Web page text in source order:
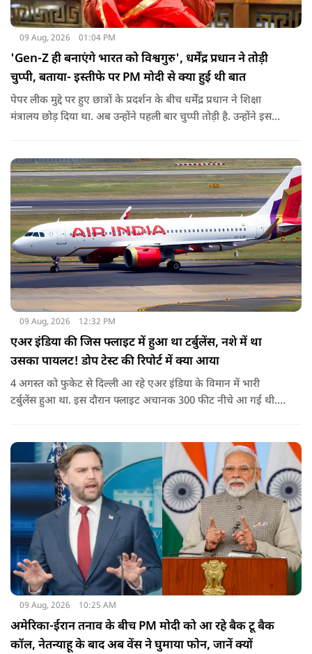
09 Aug, 2026 01:04 PM
'Gen-Z ही बनाएंगे भारत को विश्वगुरु', धर्मेंद्र प्रधान ने तोड़ी
चुप्पी, बताया- इस्तीफे पर PM मोदी से क्या हुई थी बात
पेपर लीक मुद्दे पर हुए छात्रों के प्रदर्शन के बीच धर्मेंद्र प्रधान ने शिक्षा
मंत्रालय छोड़ दिया था. अब उन्होंने पहली बार चुप्पी तोड़ी है. उन्होंने इस
09 Aug, 2026 12:32 PM
एअर इंडिया की जिस फ्लाइट में हुआ था टर्बुलेंस, नशे में था
उसका पायलट! डोप टेस्ट की रिपोर्ट में क्या आया
4 अगस्त को फुकेट से दिल्ली आ रहे एअर इंडिया के विमान में भारी
टर्बुलेंस हुआ था. इस दौरान फ्लाइट अचानक 300 फीट नीचे आ गई थी.
09 Aug, 2026 10:25 AM
अमेरिका-ईरान तनाव के बीच PM मोदी को आ रहे बैक टू बैक
कॉल, नेतन्याहू के बाद अब वेंस ने घुमाया फोन, जानें क्यों